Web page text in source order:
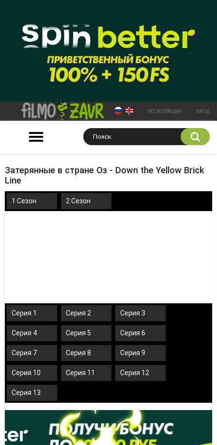
РЕГИСТРАЦИЯ ВХОД
Затерянные в стране Оз - Down the Yellow Brick
Line
1 Сезон 2 Сезон
Серия 1 Серия 2 Серия 3
Серия 4 Серия 5 Серия 6
Серия 7 Серия 8 Серия 9
Серия 10 Серия 11 Серия 12
Серия 13